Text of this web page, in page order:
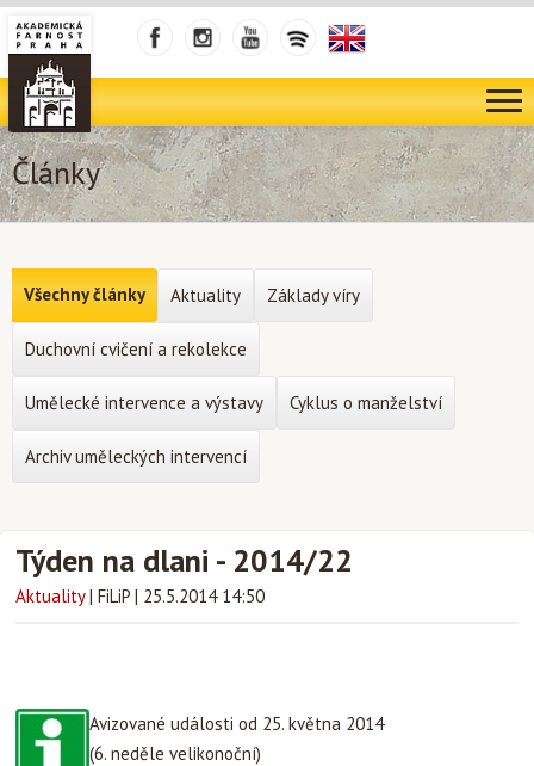
Články
Týden na dlani - 2014/22
Aktuality | FiLiP | 25.5.2014 14:50
Avizované události od 25. května 2014
(6. neděle velikonoční)
Všechny články Aktuality Základy víry
Duchovní cvičení a rekolekce
Umělecké intervence a výstavy Cyklus o manželství
Archiv uměleckých intervencí